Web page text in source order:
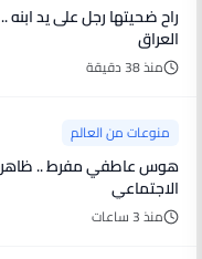
العراق
منذ 38 دقيقة
منوعات من العالم
هوس
الاجتماعي
منذ 3 ساعات